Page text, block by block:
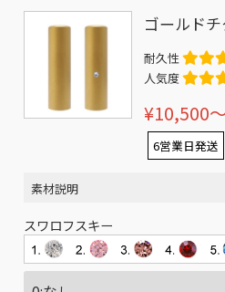
ゴールド
耐久性
人気度
¥10,500
6営業日発送
素材説明
スワロフスキー